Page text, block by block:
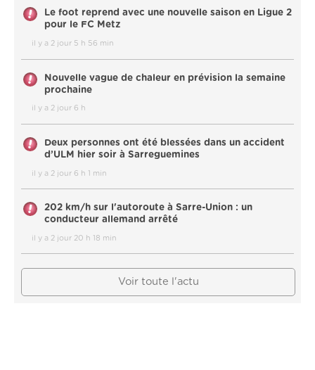
Le foot reprend avec une nouvelle saison en Ligue 2
pour le FC Metz
il y a 2 jour 5 h 56 min
Nouvelle vague de chaleur en prévision la semaine
prochaine
il y a 2 jour 6 h
Deux personnes ont été blessées dans un accident
d’ULM hier soir à Sarreguemines
il y a 2 jour 6 h 1 min
202 km/h sur l'autoroute à Sarre-Union : un
conducteur allemand arrêté
il y a 2 jour 20 h 18 min
Voir toute l'actu